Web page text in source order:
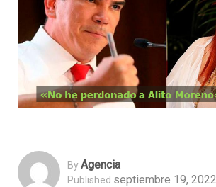
ByAgencia
Published septiembre 19, 2022